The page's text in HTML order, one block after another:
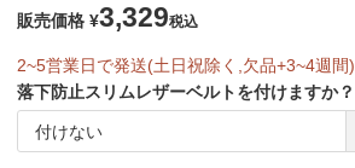
販売価格 ¥3,329税込
2~5営業日で発送(土日祝除く,欠品+3~4週間)
落下防止スリムレザーベルトを付けますか？